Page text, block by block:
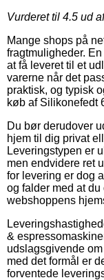
Vurderet til 4.5 ud
Mange shops på
fragtmuligheder.
at få leveret til et
varerne når det
praktisk, og typisk
køb af Silikonefedt
Du bør derudover
hjem til dig privat
Leveringstypen er
men endvidere ret
for levering er dog
og falder med at
webshoppens
&
udslagsgivende
med det formål er
forventede